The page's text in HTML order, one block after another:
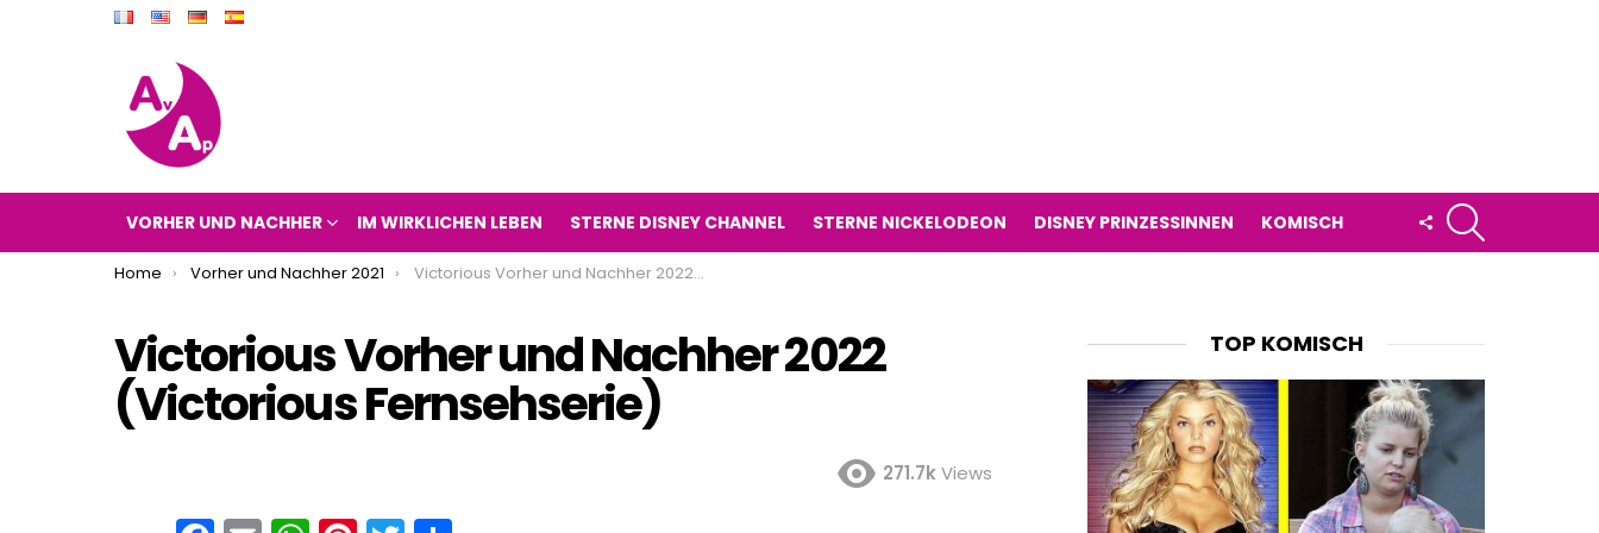
VORHER UND NACHHER IM WIRKLICHEN LEBEN STERNE DISNEY CHANNEL STERNE NICKELODEON DISNEY PRINZESSINNEN KOMISCH
FOLLOW
US
You are here:
Home Vorher und Nachher 2021 Victorious Vorher und Nachher 2022 (Victorious Fernsehserie)
Victorious Vorher und Nachher 2022
(Victorious Fernsehserie)
271.7kViews
TOP KOMISCH